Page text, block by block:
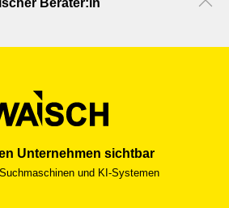
Berater:in
Unternehmen sichtbar
und KI-Systemen